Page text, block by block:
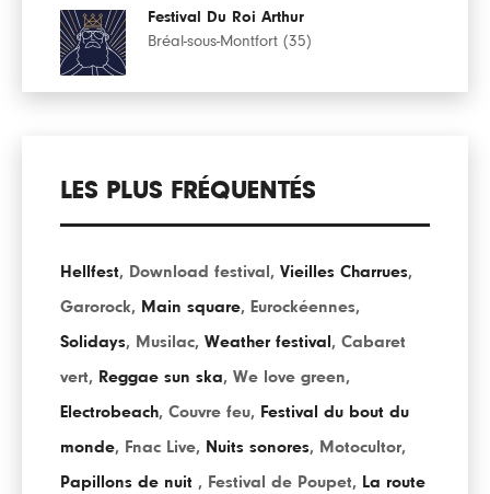
Festival Du Roi Arthur
Bréal-sous-Montfort (35)
LES PLUS FRÉQUENTÉS
Hellfest, Download festival , Vieilles Charrues,
Garorock, Main square, Eurockéennes,
Solidays, Musilac, Weather festival , Cabaret
vert, Reggae sun ska, We love green,
Electrobeach, Couvre feu, Festival du bout du
monde, Fnac Live, Nuits sonores, Motocultor,
Papillons de nuit , Festival de Poupet, La route